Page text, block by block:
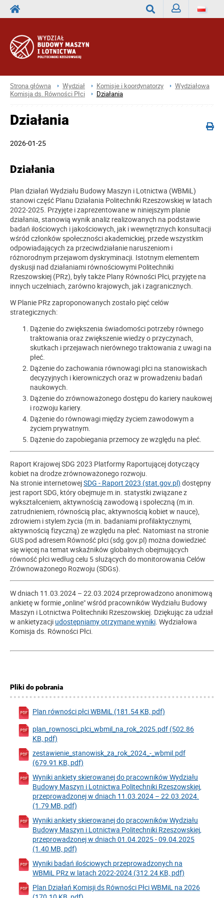
Strona główna Wydział Komisje i koordynatorzy
Wydziałowa
Komisja ds. Równości Płci
Działania
Działania
2026-01-25
Działania
Plan działań Wydziału Budowy Maszyn i Lotnictwa (WBMiL)
stanowi część Planu Działania Politechniki Rzeszowskiej w latach
2022-2025. Przyjęte i zaprezentowane w niniejszym planie
działania, stanowią wynik analiz realizowanych na podstawie
badań ilościowych i jakościowych, jak i wewnętrznych konsultacji
wśród członków społeczności akademickiej, przede wszystkim
odpowiadających za przeciwdziałanie naruszeniom i
różnorodnym przejawom dyskryminacji. Istotnym elementem
dyskusji nad działaniami równościowymi Politechniki
Rzeszowskiej (PRz), były także Plany Równości Płci, przyjęte na
innych uczelniach, zarówno krajowych, jak i zagranicznych.
W Planie PRz zaproponowanych zostało pięć celów
strategicznych:
Dążenie do zwiększenia świadomości potrzeby równego
traktowania oraz zwiększenie wiedzy o przyczynach,
skutkach i przejawach nierównego traktowania z uwagi na
płeć.
Dążenie do zachowania równowagi płci na stanowiskach
decyzyjnych i kierowniczych oraz w prowadzeniu badań
naukowych.
Dążenie do zrównoważonego dostępu do kariery naukowej
i rozwoju kariery.
Dążenie do równowagi między życiem zawodowym a
życiem prywatnym.
Dążenie do zapobiegania przemocy ze względu na płeć.
Raport Krajowej SDG 2023 Platformy Raportującej dotyczący
kobiet na drodze zrównoważonego rozwoju.
Na stronie internetowejSDG - Raport 2023 (stat.gov.pl) dostępny
jest raport SDG, który obejmuje m.in. statystki związane z
wykształceniem, aktywnością zawodową i społeczną (m.in.
zatrudnieniem, równością płac, aktywnością kobiet w nauce),
zdrowiem i stylem życia (m.in. badaniami profilaktycznymi,
aktywnością fizyczną) ze względu na płeć. Natomiast na stronie
GUS pod adresem Równość płci (sdg.gov.pl) można dowiedzieć
się więcej na temat wskaźników globalnych obejmujących
równość płci według celu 5 służących do monitorowania Celów
Zrównoważonego Rozwoju (SDGs).
W dniach 11.03.2024 – 22.03.2024 przeprowadzono anonimową
ankietę w formie „online" wśród pracowników Wydziału Budowy
Maszyn i Lotnictwa Politechniki Rzeszowskiej. Dziękując za udział
w ankietyzacji udostępniamy otrzymane wyniki. Wydziałowa
Komisja ds. Równości Płci.
Pliki do pobrania
Plan równości płci WBMiL (181.54 KB, pdf)
plan_rownosci_plci_wbmil_na_rok_2025.pdf (502.86
KB, pdf)
zestawienie_stanowisk_za_rok_2024_-_wbmil.pdf
(679.91 KB, pdf)
Wyniki ankiety skierowanej do pracowników Wydziału
Budowy Maszyn i Lotnictwa Politechniki Rzeszowskiej,
przeprowadzonej w dniach 11.03.2024 – 22.03.2024.
(1.79 MB, pdf)
Wyniki ankiety skierowanej do pracowników Wydziału
Budowy Maszyn i Lotnictwa Politechniki Rzeszowskiej,
przeprowadzonej w dniach 01.04.2025 - 09.04.2025
(1.40 MB, pdf)
Wyniki badań ilościowych przeprowadzonych na
WBMiL PRz w latach 2022-2024 (312.24 KB, pdf)
Plan Działań Komisji ds Równości Płci WBMiL na 2026